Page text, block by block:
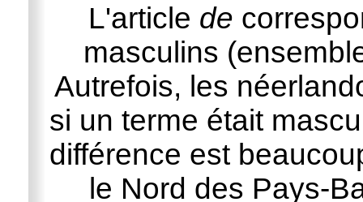
L'article de
masculins
Autrefois, les
si un terme était
différence est
le Nord des Pays-